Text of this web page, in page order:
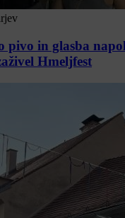
pivo in glasba
Hmeljfest